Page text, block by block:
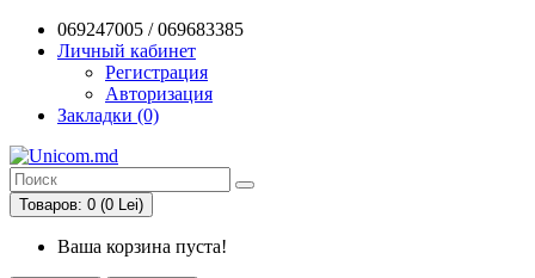
069247005 / 069683385
Личный кабинет
Регистрация
Авторизация
Закладки (0)
Товаров: 0 (0 Lei)
Ваша корзина пуста!